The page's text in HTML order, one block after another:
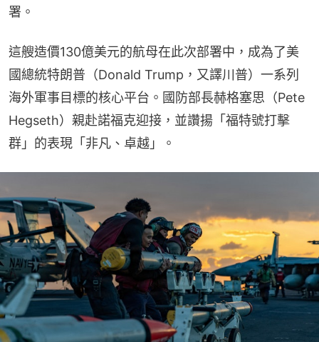
署。
這艘造價130億美元的航母在此次部署中，成為了美
國總統特朗普（Donald Trump，又譯川普）一系列
海外軍事目標的核心平台。國防部長赫格塞思（Pete
Hegseth）親赴諾福克迎接，並讚揚「福特號打擊
群」的表現「非凡、卓越」。